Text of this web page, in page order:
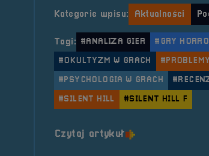
Kategorie wpisu: Aktualności
Tagi: #ANALIZA GIER #GRY
#OKULTYZM W GRACH
#PSYCHOLOGIA W GRACH
#SILENT HILL #SILENT HILL F
Czytaj artykuło tytule